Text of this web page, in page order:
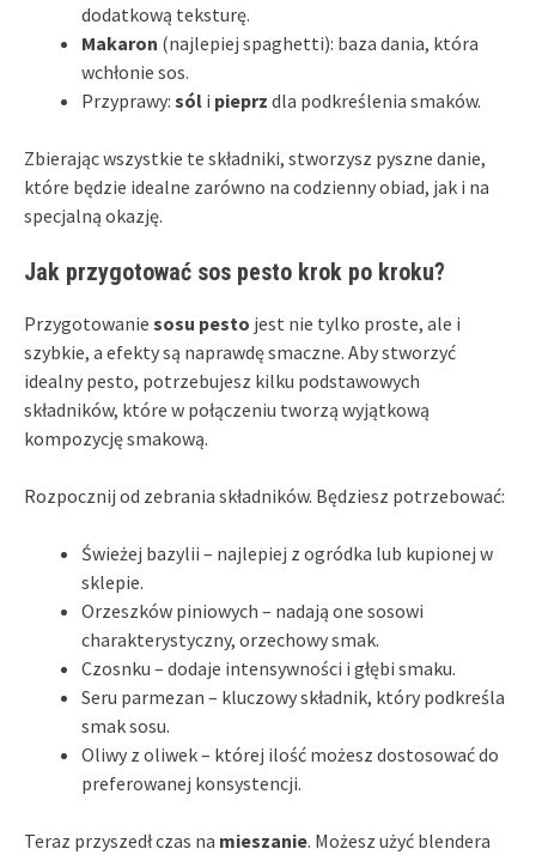
dodatkową teksturę.
Makaron (najlepiej spaghetti): baza dania, która
wchłonie sos.
Przyprawy: sól i pieprz dla podkreślenia smaków.
Zbierając wszystkie te składniki, stworzysz pyszne danie,
które będzie idealne zarówno na codzienny obiad, jak i na
specjalną okazję.
Jak przygotować sos pesto krok po kroku?
Przygotowanie sosu pesto jest nie tylko proste, ale i
szybkie, a efekty są naprawdę smaczne. Aby stworzyć
idealny pesto, potrzebujesz kilku podstawowych
składników, które w połączeniu tworzą wyjątkową
kompozycję smakową.
Rozpocznij od zebrania składników. Będziesz potrzebować:
Świeżej bazylii – najlepiej z ogródka lub kupionej w
sklepie.
Orzeszków piniowych – nadają one sosowi
charakterystyczny, orzechowy smak.
Czosnku – dodaje intensywności i głębi smaku.
Seru parmezan – kluczowy składnik, który podkreśla
smak sosu.
Oliwy z oliwek – której ilość możesz dostosować do
preferowanej konsystencji.
Teraz przyszedł czas na mieszanie. Możesz użyć blendera